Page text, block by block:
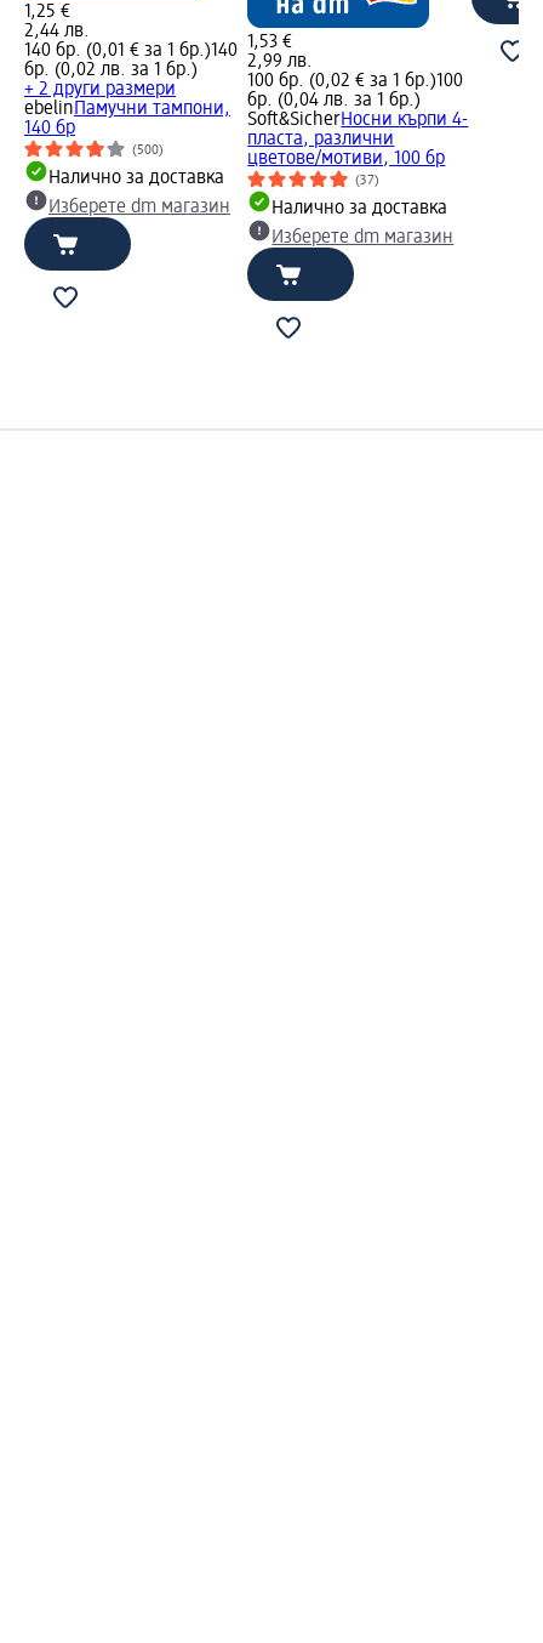
1,25 €
2,44 лв.
140 бр. (0,01 € за 1 бр.)140
бр. (0,02 лв. за 1 бр.)
+ 2 други размери
ebelin Памучни тампони,
140 бр
(500)
Налично за доставка
Изберете dm магазин
1,53 €
2,99 лв.
100 бр. (0,02 € за 1 бр.)100
бр. (0,04 лв. за 1 бр.)
Soft&SicherНосни кърпи 4-
пласта, различни
цветове/мотиви, 100 бр
(37)
Налично за доставка
Изберете dm магазин